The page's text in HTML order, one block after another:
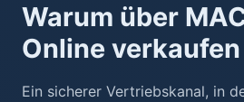
Warum über
Online verkaufen
Ein sicherer Vertriebskanal, in